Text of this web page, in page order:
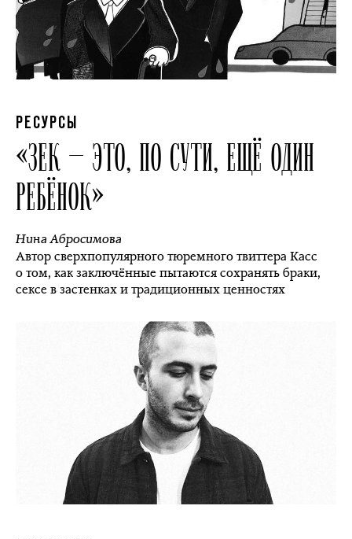
РЕСУРСЫ
«ЗЕК — ЭТО, ПО СУТИ, ЕЩЁ ОДИН
РЕБЁНОК»
Нина Абросимова
Автор сверхпопулярного тюремного твиттера Касс
о том, как заключённые пытаются сохранять браки,
сексе в застенках и традиционных ценностях